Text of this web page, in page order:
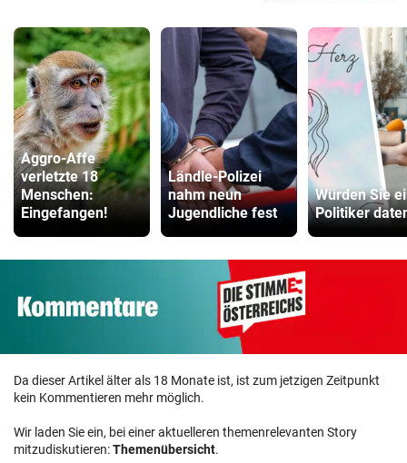
Aggro-Affe
verletzte 18
Menschen:
Eingefangen!
Ländle-Polizei
nahm neun
Jugendliche fest
Würden Sie
Politiker
Da dieser Artikel älter als 18 Monate ist, ist zum jetzigen Zeitpunkt
kein Kommentieren mehr möglich.
Wir laden Sie ein, bei einer aktuelleren themenrelevanten Story
mitzudiskutieren:Themenübersicht.